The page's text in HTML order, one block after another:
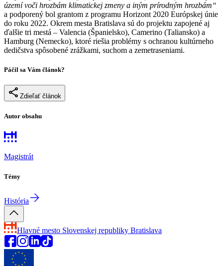
území voči hrozbám klimatickej zmeny a iným prírodným hrozbám“
a podporený bol grantom z programu Horizont 2020 Európskej únie
do roku 2022. Okrem mesta Bratislava sú do projektu zapojené aj
ďalšie tri mestá – Valencia (Španielsko), Camerino (Taliansko) a
Hamburg (Nemecko), ktoré riešia problémy s ochranou kultúrneho
dedičstva spôsobené zrážkami, suchom a zemetraseniami.
Páčil sa Vám článok?
Zdieľať článok
Autor obsahu
Magistrát
Témy
História
Hlavné mesto Slovenskej republiky Bratislava